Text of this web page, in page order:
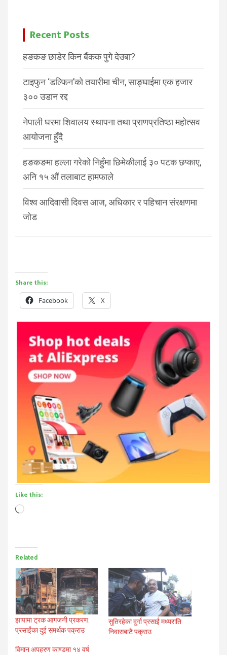
Recent Posts
हङकङ छाडेर किन बैंकक पुगे देउबा?
टाइफुन ‘डल्फिन’को तयारीमा चीन, साङ्घाईमा एक हजार
३०० उडान रद्द
नेपाली घरमा शिवालय स्थापना तथा प्राणप्रतिष्ठा महोत्सव
आयोजना हुँदै
हङकङमा हल्ला गरेको निहुँमा छिमेकीलाई ३० पटक छप्काए,
अनि १५ औं तलाबाट हामफाले
विश्व आदिवासी दिवस आज, अधिकार र पहिचान संरक्षणमा
जोड
Share this:
Facebook X
Like this:
Loading…
Related
झापामा ट्रक आगजनी प्रकरण:
प्रसाईंका दुई समर्थक पक्राउ
सुतिरहेका दुर्गा प्रसाईं मध्यराति
निवासबाटै पक्राउ
विमान अपहरण काण्डमा १४ वर्ष